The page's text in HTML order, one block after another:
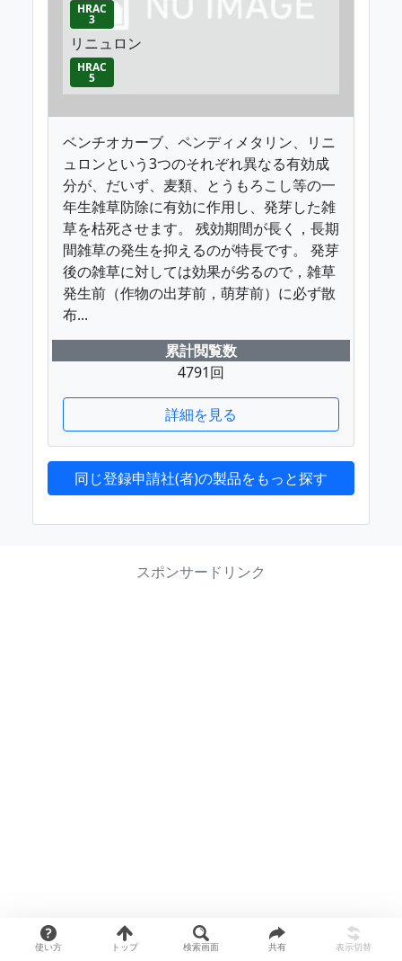
HRAC
3
リニュロン
HRAC
5
ベンチオカーブ、ペンディメタリン、リニ
ュロンという3つのそれぞれ異なる有効成
分が、だいず、麦類、とうもろこし等の一
年生雑草防除に有効に作用し、発芽した雑
草を枯死させます。 残効期間が長く，長期
間雑草の発生を抑えるのが特長です。 発芽
後の雑草に対しては効果が劣るので，雑草
発生前（作物の出芽前，萌芽前）に必ず散
布...
累計閲覧数
4791回
詳細を見る
同じ登録申請社(者)の製品をもっと探す
スポンサードリンク
使い方 トップ 検索画面 共有 表示切替